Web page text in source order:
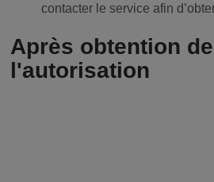
contacter le service afin
Après obtention de
l'autorisation